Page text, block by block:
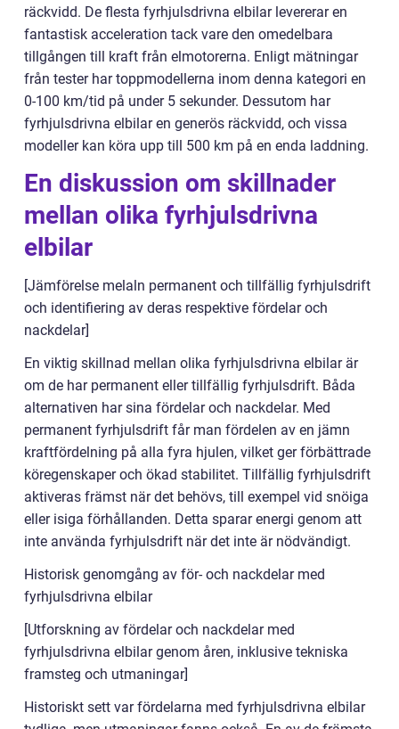
räckvidd. De flesta fyrhjulsdrivna elbilar levererar en
fantastisk acceleration tack vare den omedelbara
tillgången till kraft från elmotorerna. Enligt mätningar
från tester har toppmodellerna inom denna kategori en
0-100 km/tid på under 5 sekunder. Dessutom har
fyrhjulsdrivna elbilar en generös räckvidd, och vissa
modeller kan köra upp till 500 km på en enda laddning.
En diskussion om skillnader
mellan olika fyrhjulsdrivna
elbilar
[Jämförelse melaln permanent och tillfällig fyrhjulsdrift
och identifiering av deras respektive fördelar och
nackdelar]
En viktig skillnad mellan olika fyrhjulsdrivna elbilar är
om de har permanent eller tillfällig fyrhjulsdrift. Båda
alternativen har sina fördelar och nackdelar. Med
permanent fyrhjulsdrift får man fördelen av en jämn
kraftfördelning på alla fyra hjulen, vilket ger förbättrade
köregenskaper och ökad stabilitet. Tillfällig fyrhjulsdrift
aktiveras främst när det behövs, till exempel vid snöiga
eller isiga förhållanden. Detta sparar energi genom att
inte använda fyrhjulsdrift när det inte är nödvändigt.
Historisk genomgång av för- och nackdelar med
fyrhjulsdrivna elbilar
[Utforskning av fördelar och nackdelar med
fyrhjulsdrivna elbilar genom åren, inklusive tekniska
framsteg och utmaningar]
Historiskt sett var fördelarna med fyrhjulsdrivna elbilar